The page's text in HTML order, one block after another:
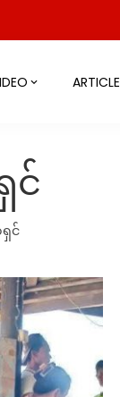
ARTICLE
င်
င်